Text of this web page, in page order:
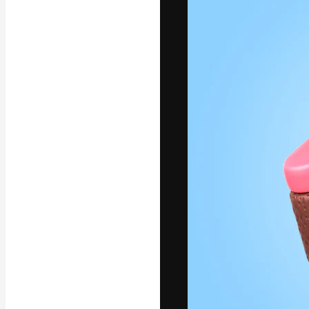
vos meilleurs
d’abonnés :